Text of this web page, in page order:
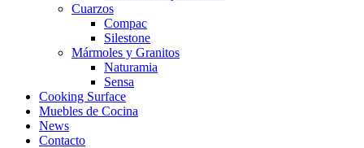
Cuarzos
Compac
Silestone
Mármoles y Granitos
Naturamia
Sensa
Cooking Surface
Muebles de Cocina
News
Contacto